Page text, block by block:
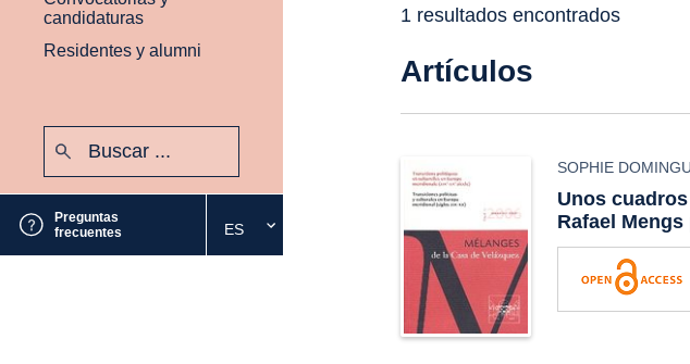
candidaturas
Residentes y alumni
Preguntas
frecuentes
Seleccione
el
ES
1 resultados encontrados
Artículos
SOPHIE
Unos
Rafael